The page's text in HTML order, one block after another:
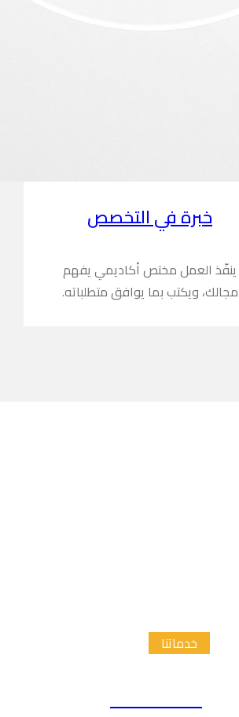
خبرة في التخصص
ينفّذ العمل مختص أكاديمي يفهم
مجالك، ويكتب بما يوافق متطلباته.
خدماتنا
إعداد الاطار